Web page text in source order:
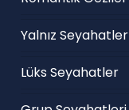
Yalnız Seyahatler
Lüks Seyahatler